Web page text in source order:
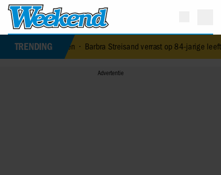
TRENDING
•Barbra Streisand verrast op 84-jarige leeftijd met